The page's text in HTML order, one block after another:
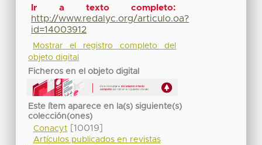
Ir a texto completo:
http://www.redalyc.org/articulo.oa?
id=14003912
Mostrar el registro completo del
objeto digital
Ficheros en el objeto digital
Este ítem aparece en la(s) siguiente(s)
colección(ones)
Conacyt[10019]
Artículos publicados en revistas